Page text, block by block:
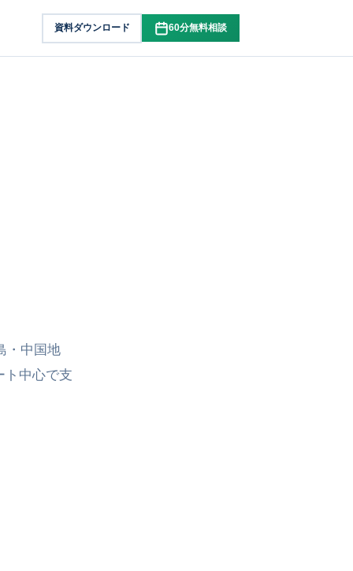
資料ダウンロード 60分無料相談
・中国地
ト中心で支